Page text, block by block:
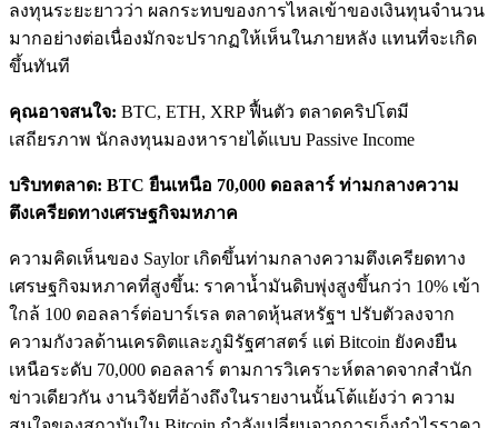
ลงทุนระยะยาวว่า ผลกระทบของการไหลเข้าของเงินทุนจำนวน
มากอย่างต่อเนื่องมักจะปรากฏให้เห็นในภายหลัง แทนที่จะเกิด
ขึ้นทันที
คุณอาจสนใจ: BTC, ETH, XRP ฟื้นตัว ตลาดคริปโตมี
เสถียรภาพ นักลงทุนมองหารายได้แบบ Passive Income
บริบทตลาด: BTC ยืนเหนือ 70,000 ดอลลาร์ ท่ามกลางความ
ตึงเครียดทางเศรษฐกิจมหภาค
ความคิดเห็นของ Saylor เกิดขึ้นท่ามกลางความตึงเครียดทาง
เศรษฐกิจมหภาคที่สูงขึ้น: ราคาน้ำมันดิบพุ่งสูงขึ้นกว่า 10% เข้า
ใกล้ 100 ดอลลาร์ต่อบาร์เรล ตลาดหุ้นสหรัฐฯ ปรับตัวลงจาก
ความกังวลด้านเครดิตและภูมิรัฐศาสตร์ แต่ Bitcoin ยังคงยืน
เหนือระดับ 70,000 ดอลลาร์ ตามการวิเคราะห์ตลาดจากสำนัก
ข่าวเดียวกัน งานวิจัยที่อ้างถึงในรายงานนั้นโต้แย้งว่า ความ